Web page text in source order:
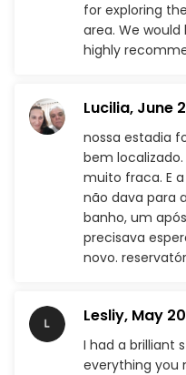
for exploring
area. We
highly
Lucilia, June
nossa estadia
bem
muito fraca. E
não dava para
banho, um
precisava
novo.
Lesliy, May
I had a brilliant
everything you